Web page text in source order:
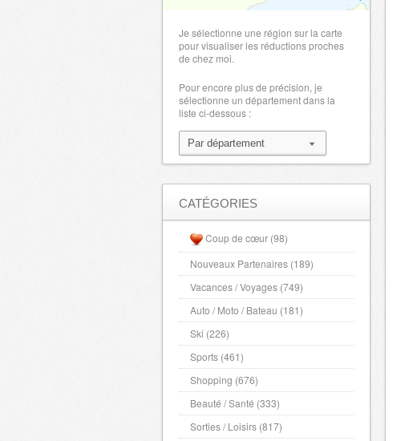
Je sélectionne une région sur la carte
pour visualiser les réductions proches
de chez moi.
Pour encore plus de précision, je
sélectionne un département dans la
liste ci-dessous :
CATÉGORIES
Coup de cœur (98)
Nouveaux Partenaires (189)
Vacances / Voyages (749)
Auto / Moto / Bateau (181)
Ski (226)
Sports (461)
Shopping (676)
Beauté / Santé (333)
Sorties / Loisirs (817)